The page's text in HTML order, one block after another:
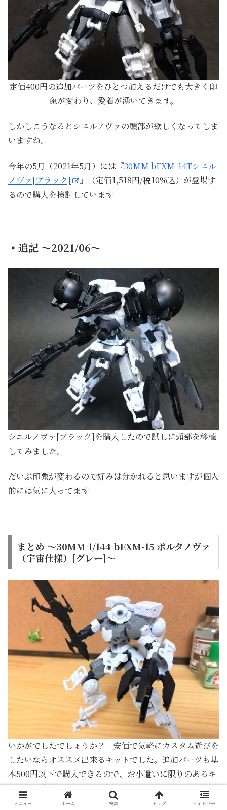
定価400円の追加パーツをひとつ加えるだけでも大きく印
象が変わり、愛着が湧いてきます。
しかしこうなるとシエルノヴァの頭部が欲しくなってしま
いますね。
今年の5月（2021年5月）には『30MM bEXM-14Tシエル
ノヴァ[ブラック]
』（定価1,518円/税10%込）が登場す
るので購入を検討しています
▪追記 ～2021/06～
シエルノヴァ[ブラック]を購入したので試しに頭部を移植
してみました。
だいぶ印象が変わるので好みは分かれると思いますが個人
的には気に入ってます
まとめ ～30MM 1/144 bEXM-15 ポルタノヴァ
（宇宙仕様）[グレー]～
いかがでしたでしょうか？ 安価で気軽にカスタム遊びを
したいならオススメ出来るキットでした。追加パーツも基
本500円以下で購入できるので、お小遣いに限りのあるキ
ッズでも十分に楽しめると思います。
メニュー ホーム 検索 トップ サイドバー